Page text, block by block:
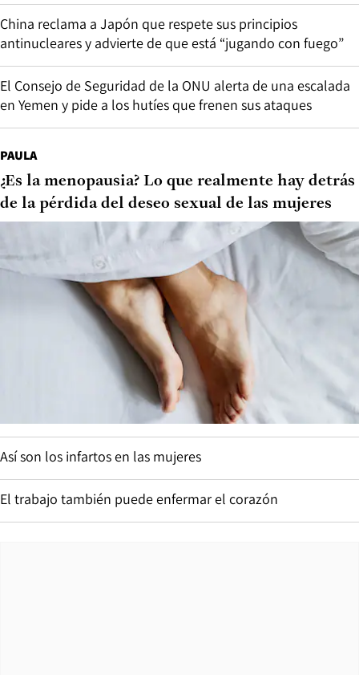
China reclama a Japón que respete sus principios
antinucleares y advierte de que está “jugando con fuego”
El Consejo de Seguridad de la ONU alerta de una escalada
en Yemen y pide a los hutíes que frenen sus ataques
PAULA
¿Es la menopausia? Lo que realmente hay detrás
de la pérdida del deseo sexual de las mujeres
Así son los infartos en las mujeres
El trabajo también puede enfermar el corazón